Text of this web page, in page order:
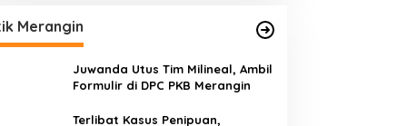
Merangin
Juwanda Utus Tim Milineal, Ambil
Formulir di DPC PKB Merangin
Terlibat Kasus Penipuan,